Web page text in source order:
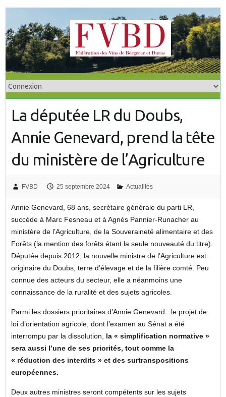
La députée LR du Doubs,
Annie Genevard, prend la tête
du ministère de l’Agriculture
FVBD 25 septembre 2024 Actualités
Annie Genevard, 68 ans, secrétaire générale du parti LR,
succède à Marc Fesneau et à Agnès Pannier-Runacher au
ministère de l’Agriculture, de la Souveraineté alimentaire et des
Forêts (la mention des forêts étant la seule nouveauté du titre).
Députée depuis 2012, la nouvelle ministre de l’Agriculture est
originaire du Doubs, terre d’élevage et de la filière comté. Peu
connue des acteurs du secteur, elle a néanmoins une
connaissance de la ruralité et des sujets agricoles.
Parmi les dossiers prioritaires d’Annie Genevard : le projet de
loi d’orientation agricole, dont l’examen au Sénat a été
interrompu par la dissolution, la « simplification normative »
sera aussi l’une de ses priorités, tout comme la
« réduction des interdits » et des surtranspositions
européennes.
Deux autres ministres seront compétents sur les sujets